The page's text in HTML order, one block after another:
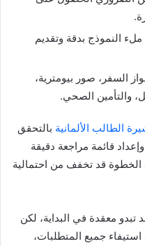
النموذج بدقة وتقديم
السفر، صور بيومترية،
والتأمين الصحي.
الطالب الألمانية بالتحقق
قائمة مراجعة دقيقة
الخطوة قد تخفف من احتمالية
تبدو معقدة في البداية، لكن
جميع المتطلبات،